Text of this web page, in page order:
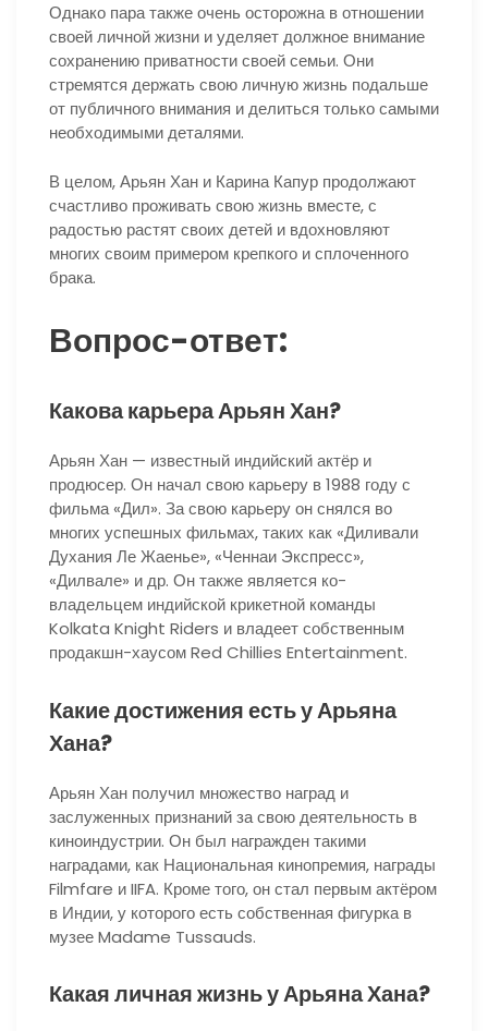
Однако пара также очень осторожна в отношении
своей личной жизни и уделяет должное внимание
сохранению приватности своей семьи. Они
стремятся держать свою личную жизнь подальше
от публичного внимания и делиться только самыми
необходимыми деталями.
В целом, Арьян Хан и Карина Капур продолжают
счастливо проживать свою жизнь вместе, с
радостью растят своих детей и вдохновляют
многих своим примером крепкого и сплоченного
брака.
Вопрос-ответ:
Какова карьера Арьян Хан?
Арьян Хан — известный индийский актёр и
продюсер. Он начал свою карьеру в 1988 году с
фильма «Дил». За свою карьеру он снялся во
многих успешных фильмах, таких как «Диливали
Духания Ле Жаенье», «Ченнаи Экспресс»,
«Дилвале» и др. Он также является ко-
владельцем индийской крикетной команды
Kolkata Knight Riders и владеет собственным
продакшн-хаусом Red Chillies Entertainment.
Какие достижения есть у Арьяна
Хана?
Арьян Хан получил множество наград и
заслуженных признаний за свою деятельность в
киноиндустрии. Он был награжден такими
наградами, как Национальная кинопремия, награды
Filmfare и IIFA. Кроме того, он стал первым актёром
в Индии, у которого есть собственная фигурка в
музее Madame Tussauds.
Какая личная жизнь у Арьяна Хана?